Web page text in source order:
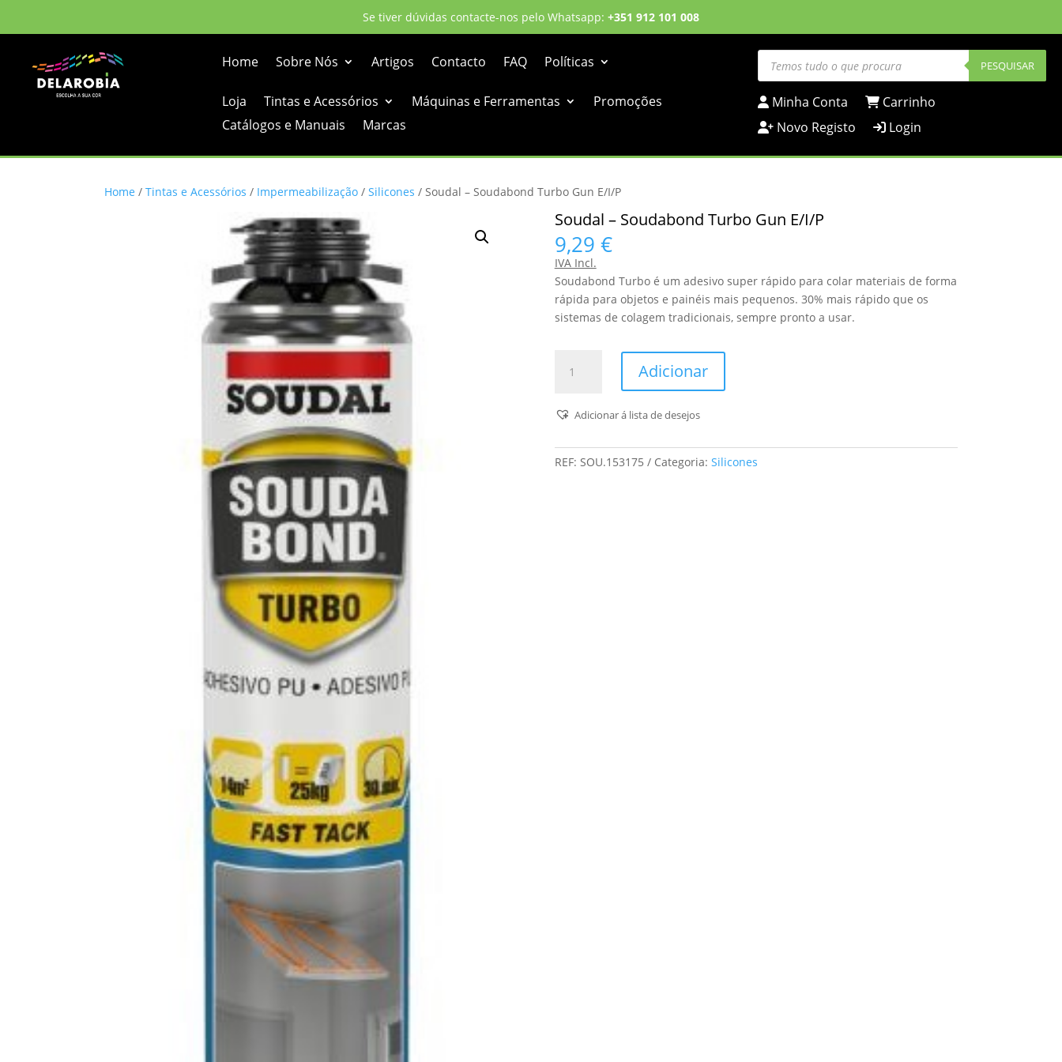
Se tiver dúvidas contacte-nos pelo Whatsapp: +351 912 101 008
Home Sobre Nós Artigos Contacto FAQ Políticas Products
search PESQUISAR
Loja Tintas e Acessórios Máquinas e Ferramentas
Promoções
Catálogos e Manuais
Marcas
Minha Conta
Carrinho
Novo Registo
Login
Home / Tintas e Acessórios / Impermeabilização / Silicones / Soudal – Soudabond Turbo Gun E/I/P
Soudal – Soudabond Turbo Gun E/I/P
9,29 €
IVA Incl.
Soudabond Turbo é um adesivo super rápido para colar materiais de forma
rápida para objetos e painéis mais pequenos. 30% mais rápido que os
sistemas de colagem tradicionais, sempre pronto a usar.
-
Turbo
Gun
Adicionar
Adicionar á lista de desejos
REF: SOU.153175 Categoria: Silicones